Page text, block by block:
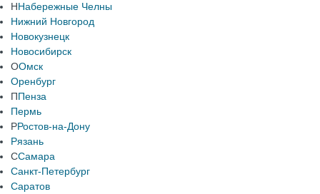
ННабережные Челны
Нижний Новгород
Новокузнецк
Новосибирск
ООмск
Оренбург
ППенза
Пермь
РРостов-на-Дону
Рязань
ССамара
Санкт-Петербург
Саратов